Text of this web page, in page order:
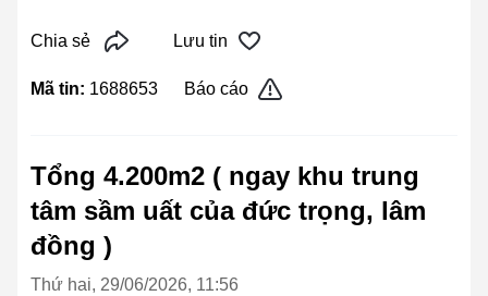
Chia sẻ Lưu tin
Mã tin: 1688653 Báo cáo
Tổng 4.200m2 ( ngay khu trung
tâm sầm uất của đức trọng, lâm
đồng )
Thứ hai, 29/06/2026, 11:56